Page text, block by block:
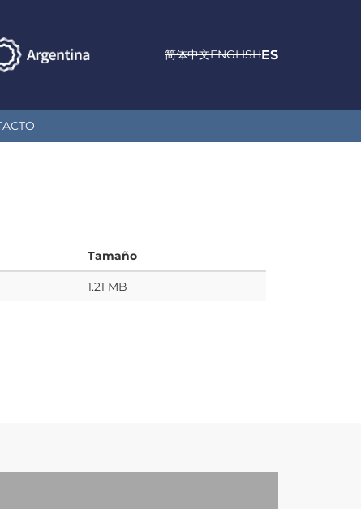
简体中文ENGLISHES
Tamaño
1.21 MB